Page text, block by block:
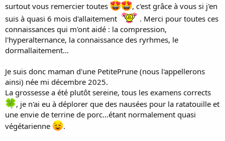
surtout vous remercier toutes
, c'est grâce à vous si j'en
suis à quasi 6 mois d'allaitement
. Merci pour toutes ces
connaissances qui m'ont aidé : la compression,
l'hyperalternance, la connaissance des ryrhmes, le
dormallaitement...
Je suis donc maman d'une PetitePrune (nous l'appellerons
ainsi) née mi décembre 2025.
La grossesse a été plutôt sereine, tous les examens corrects
, je n'ai eu à déplorer que des nausées pour la ratatouille et
une envie de terrine de porc...étant normalement quasi
végétarienne
.